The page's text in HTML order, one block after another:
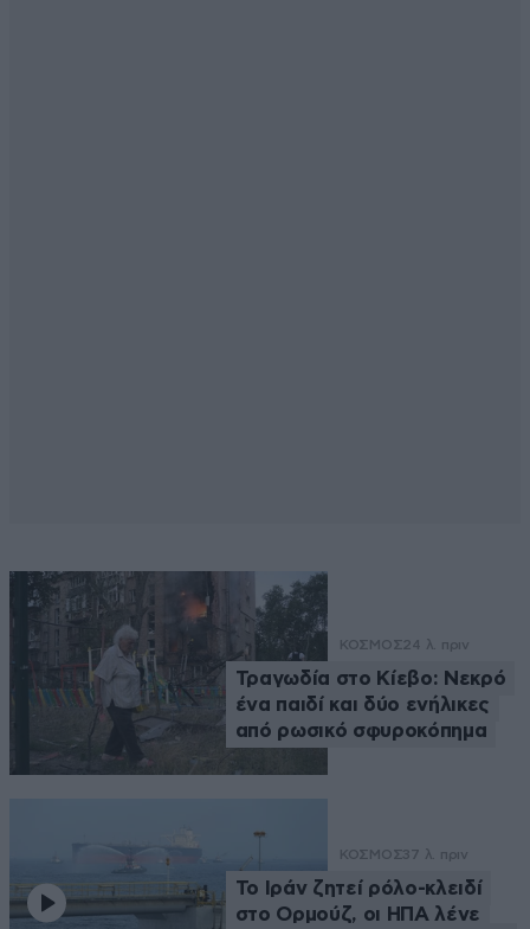
ΚΟΣΜΟΣ24 λ. πριν
Τραγωδία στο Κίεβο: Νεκρό
ένα παιδί και δύο ενήλικες
από ρωσικό σφυροκόπημα
ΚΟΣΜΟΣ37 λ. πριν
Το Ιράν ζητεί ρόλο-κλειδί
στο Ορμούζ, οι ΗΠΑ λένε